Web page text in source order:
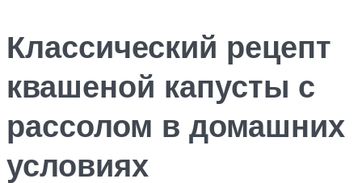
Классический рецепт
квашеной капусты с
рассолом в домашних
условиях